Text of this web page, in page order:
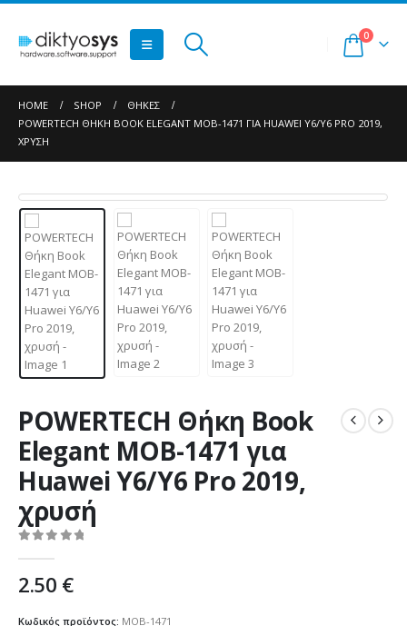
0
HOME SHOP
ΘΉΚΕΣ
POWERTECH ΘΉΚΗ ΒOOK ELEGANT MOB-1471 ΓΙΑ HUAWEI Y6/Y6 PRO 2019,
ΧΡΥΣΉ
POWERTECH Θήκη Βook
Elegant MOB-1471 για
Huawei Y6/Y6 Pro 2019,
χρυσή
2.50 €
Κωδικός προϊόντος: MOB-1471